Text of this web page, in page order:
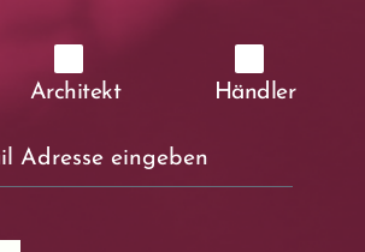
Architekt Händler